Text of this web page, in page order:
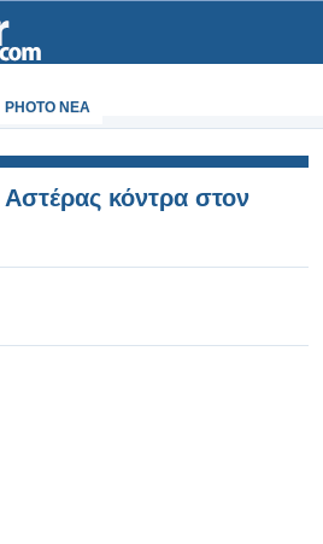
PHOTO NEA
κόντρα στον